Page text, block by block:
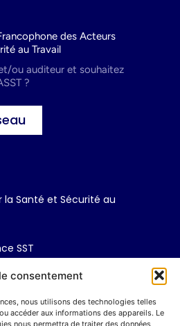
consentement
nous utilisons des technologies telles
accéder aux informations des appareils. Le
nous permettra de traiter des données
des Acteurs
au Travail
ou auditeur et souhaitez
?
la Santé et Sécurité au
SST